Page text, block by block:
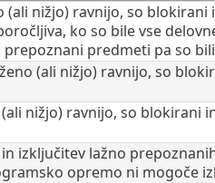
(ali nižjo) ravnijo, so
ko so bile vse
predmeti pa so
(ali nižjo) ravnijo, so
nižjo) ravnijo, so blokirani
izključitev lažno
opremo ni mogoče